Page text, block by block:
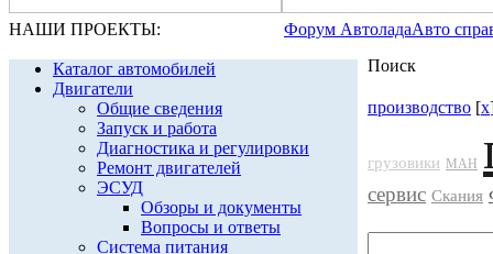
НАШИ ПРОЕКТЫ: Форум АвтоладаАвто
Каталог автомобилей
Двигатели
Общие сведения
Запуск и работа
Диагностика и регулировки
Ремонт двигателей
ЭСУД
Обзоры и документы
Вопросы и ответы
Система питания
Поиск
производство [x
грузовики МАН
сервис Скания